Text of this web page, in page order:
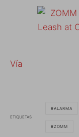
Vía
ETIQUETAS
ALARMA
ZOMM